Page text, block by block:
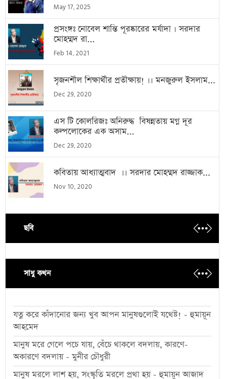
May 17, 2025
প্রসংঙ্গঃ নোবেল শান্তি পূরষ্কারের মর্যাদা । সরদার
মোহম্মদ রা...
Feb 14, 2021
সৃজনশীল শিক্ষার্থীর প্রতীক্ষায়! ।। মনজুরুল ইসলাম...
Dec 29, 2020
এস টি কোলরিজঃ অনিরুদ্ধ বিষন্নতায় মগ্ন দূর
কল্পলোকের এক অসাম...
Dec 29, 2020
কবিতায় আধ্যাত্মবাদ ।। সরদার মোহম্মদ রাজ্জাক...
Nov 10, 2020
ছবি
সাধু কথন
যত্ন করে কাঁদানোর জন্য খুব আপন মানুষগুলোই যথেষ্ট! - হুমায়ূন
আহমেদ
মানুষ মরে গেলে পচে যায়, বেঁচে থাকলে বদলায়, কারণে-
অকারণে বদলায় - মুনীর চৌধুরী
মানুষ মরলে লাশ হয়, সংস্কৃতি মরলে প্রথা হয় - হুমায়ূন আজাদ